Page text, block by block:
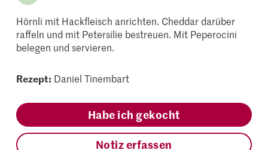
Hörnli mit Hackfleisch anrichten. Cheddar darüber
raffeln und mit Petersilie bestreuen. Mit Peperocini
belegen und servieren.
Rezept: Daniel Tinembart
Habe ich gekocht
Notiz erfassen